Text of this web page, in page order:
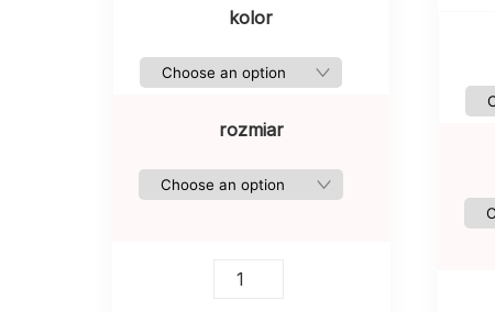
kolor
rozmiar
Kombinezon